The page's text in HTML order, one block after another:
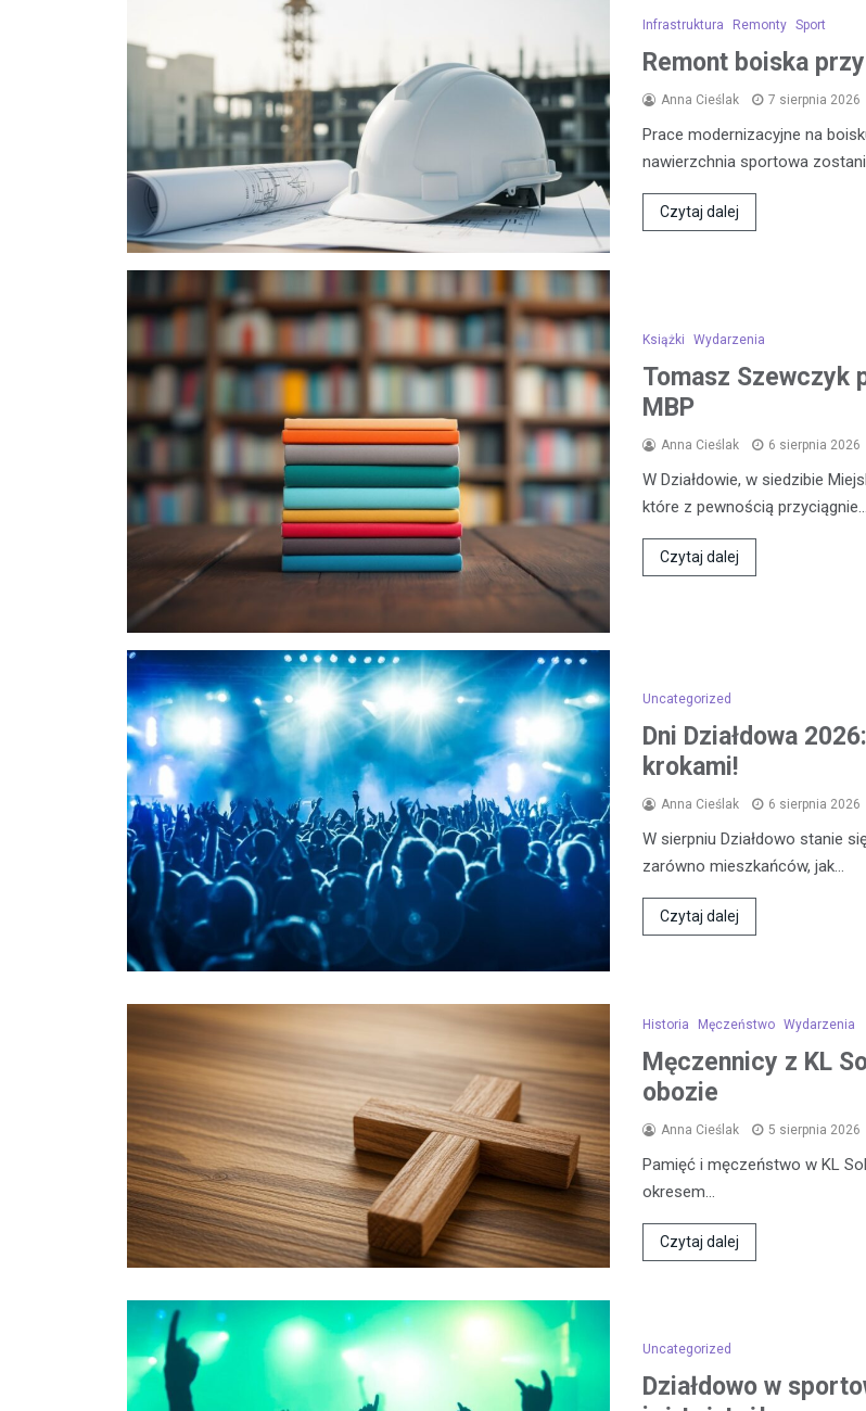
Infrastruktura Remonty Sport
Remont boiska
Anna Cieślak 7 sierpnia 2026
Prace modernizacyjne na
nawierzchnia sportowa
Czytaj dalej
Książki Wydarzenia
Tomasz Szewczyk
MBP
Anna Cieślak 6 sierpnia 2026
W Działdowie, w siedzibie
które z pewnością przyciągnie…
Czytaj dalej
Uncategorized
Dni Działdowa
krokami!
Anna Cieślak 6 sierpnia 2026
W sierpniu Działdowo stanie
zarówno mieszkańców, jak…
Czytaj dalej
Historia Męczeństwo Wydarzenia
Męczennicy z KL
obozie
Anna Cieślak 5 sierpnia 2026
Pamięć i męczeństwo w KL
okresem…
Czytaj dalej
Uncategorized
Działdowo w